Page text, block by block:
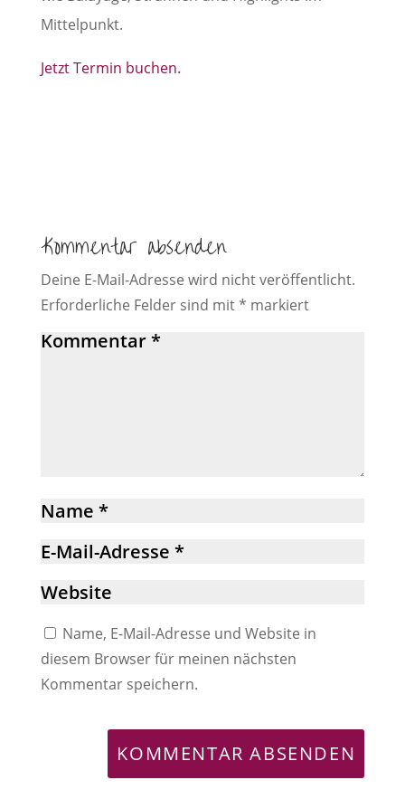
Mittelpunkt.
Jetzt Termin buchen.
Kommentar absenden
Deine E-Mail-Adresse wird nicht veröffentlicht.
Erforderliche Felder sind mit* markiert
Name, E-Mail-Adresse und Website in
diesem Browser für meinen nächsten
Kommentar speichern.